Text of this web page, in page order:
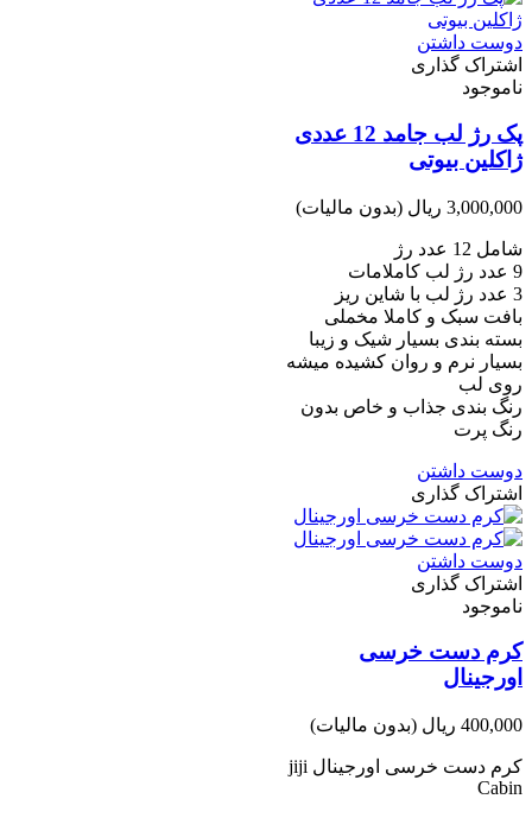
دوست داشتن
اشتراک گذاری
ناموجود
پک رژ لب جامد 12 عددی
ژاکلین بیوتی
3,000,000 ریال (بدون مالیات)
شامل 12 عدد رژ
9 عدد رژ لب کاملامات
3 عدد رژ لب با شاین ریز
بافت سبک و کاملا مخملی
بسته بندی بسیار شیک و زیبا
بسیار نرم و روان کشیده میشه
روی لب
رنگ بندی جذاب و خاص بدون
رنگ پرت
دوست داشتن
اشتراک گذاری
دوست داشتن
اشتراک گذاری
ناموجود
کرم دست خرسی
اورجینال
400,000 ریال (بدون مالیات)
کرم دست خرسی اورجینال jiji
Cabin